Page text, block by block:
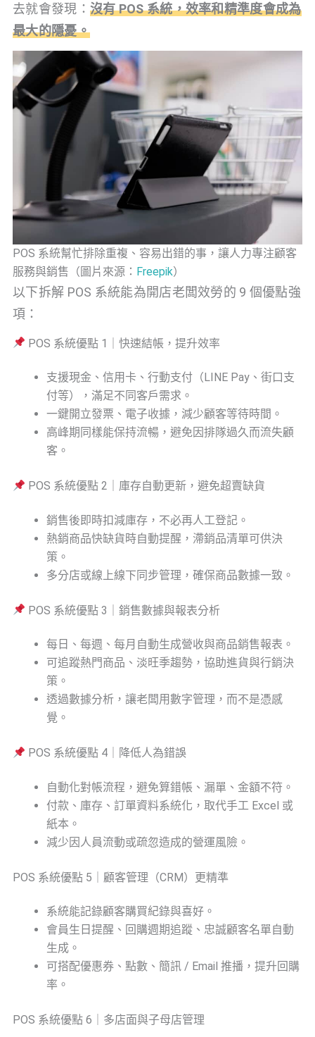
去就會發現： 沒有 POS 系統，效率和精準度會成為
最大的隱憂。
POS 系統幫忙排除重複、容易出錯的事，讓人力專注顧客
服務與銷售（圖片來源： Freepik）
以下拆解 POS 系統能為開店老闆效勞的 9 個優點強
項：
POS 系統優點 1｜快速結帳，提升效率
支援現金、信用卡、行動支付（LINE Pay、街口支
付等），滿足不同客戶需求。
一鍵開立發票、電子收據，減少顧客等待時間。
高峰期同樣能保持流暢，避免因排隊過久而流失顧
客。
POS 系統優點 2｜庫存自動更新，避免超賣缺貨
銷售後即時扣減庫存，不必再人工登記。
熱銷商品快缺貨時自動提醒，滯銷品清單可供決
策。
多分店或線上線下同步管理，確保商品數據一致。
POS 系統優點 3｜銷售數據與報表分析
每日、每週、每月自動生成營收與商品銷售報表。
可追蹤熱門商品、淡旺季趨勢，協助進貨與行銷決
策。
透過數據分析，讓老闆用數字管理，而不是憑感
覺。
POS 系統優點 4｜降低人為錯誤
自動化對帳流程，避免算錯帳、漏單、金額不符。
付款、庫存、訂單資料系統化，取代手工 Excel 或
紙本。
減少因人員流動或疏忽造成的營運風險。
POS 系統優點 5｜顧客管理（CRM）更精準
系統能記錄顧客購買紀錄與喜好。
會員生日提醒、回購週期追蹤、忠誠顧客名單自動
生成。
可搭配優惠券、點數、簡訊 / Email 推播，提升回購
率。
POS 系統優點 6｜多店面與子母店管理